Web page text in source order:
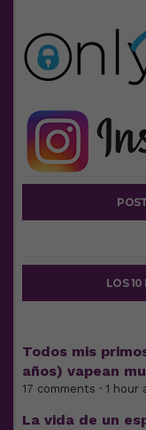
LOS
Todos mis
años) vapean
17 comments · 1 hour
La vida de un